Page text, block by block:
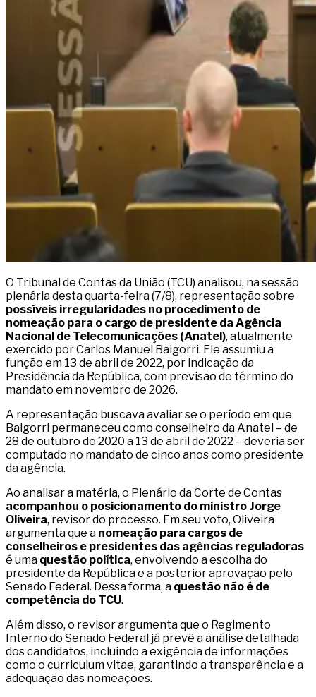
O Tribunal de Contas da União (TCU) analisou, na sessão
plenária desta quarta-feira (7/8), representação sobre
possíveis irregularidades no procedimento de
nomeação para o cargo de presidente da Agência
Nacional de Telecomunicações (Anatel), atualmente
exercido por Carlos Manuel Baigorri. Ele assumiu a
função em 13 de abril de 2022, por indicação da
Presidência da República, com previsão de término do
mandato em novembro de 2026.
A representação buscava avaliar se o período em que
Baigorri permaneceu como conselheiro da Anatel – de
28 de outubro de 2020 a 13 de abril de 2022 – deveria ser
computado no mandato de cinco anos como presidente
da agência.
Ao analisar a matéria, o Plenário da Corte de Contas
acompanhou o posicionamento do ministro Jorge
Oliveira, revisor do processo. Em seu voto, Oliveira
argumenta que a nomeação para cargos de
conselheiros e presidentes das agências reguladoras
é uma questão política, envolvendo a escolha do
presidente da República e a posterior aprovação pelo
Senado Federal. Dessa forma, a questão não é de
competência do TCU.
Além disso, o revisor argumenta que o Regimento
Interno do Senado Federal já prevê a análise detalhada
dos candidatos, incluindo a exigência de informações
como o curriculum vitae, garantindo a transparência e a
adequação das nomeações.